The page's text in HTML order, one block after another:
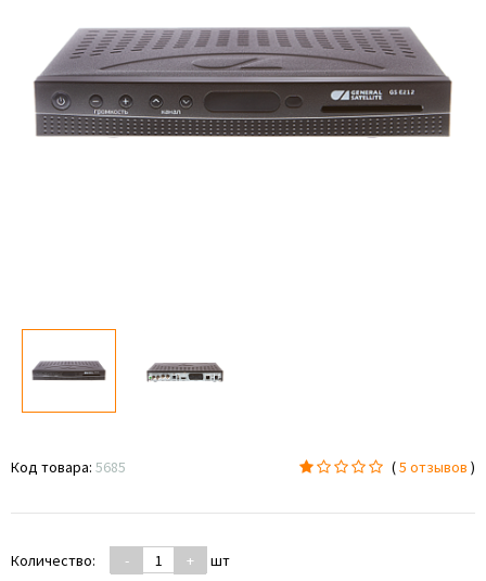
Код товара: 5685 (5 отзывов )
Количество: - + шт